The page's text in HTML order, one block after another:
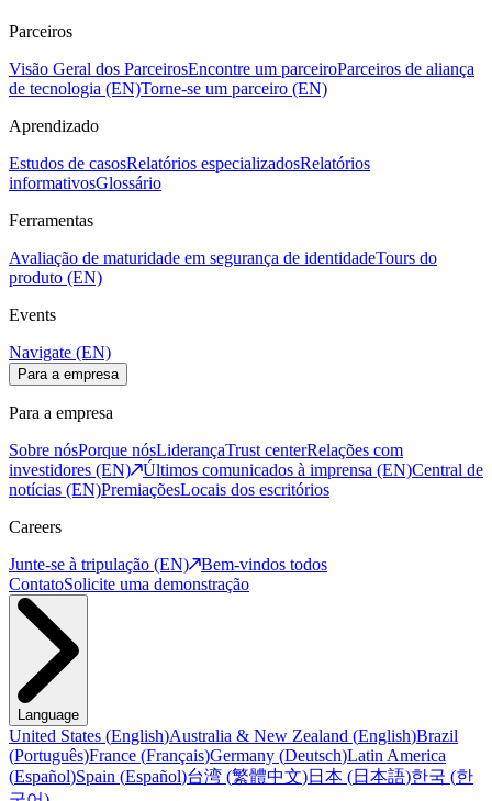
Parceiros
Visão Geral dos ParceirosEncontre um parceiroParceiros de aliança
de tecnologia (EN)Torne-se um parceiro (EN)
Aprendizado
Estudos de casosRelatórios especializadosRelatórios
informativosGlossário
Ferramentas
Avaliação de maturidade em segurança de identidadeTours do
produto (EN)
Events
Navigate (EN)
Para a empresa
Para a empresa
Sobre nósPorque nósLiderançaTrust centerRelações com
investidores (EN)
Últimos comunicados à imprensa (EN)Central de
notícias (EN)PremiaçõesLocais dos escritórios
Careers
Junte-se à tripulação (EN)
Bem-vindos todos
ContatoSolicite uma demonstração
Language
United States (English)Australia & New Zealand (English)Brazil
(Português)France (Français)Germany (Deutsch)Latin America
(Español)Spain (Español)台湾 (繁體中文)日本 (日本語)한국 (한